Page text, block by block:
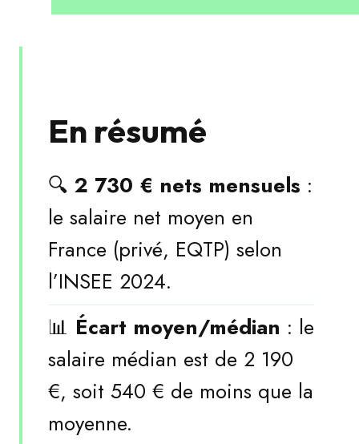
En résumé
🔍 2 730 € nets mensuels :
le salaire net moyen en
France (privé, EQTP) selon
l’INSEE 2024.
📊 Écart moyen/médian : le
salaire médian est de 2 190
€, soit 540 € de moins que la
moyenne.